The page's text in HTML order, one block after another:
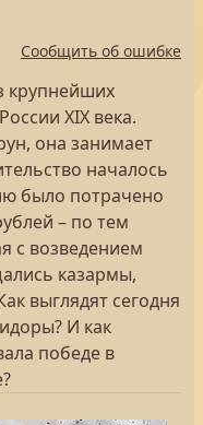
Сообщить об ошибке
крупнейших
XIX века.
она занимает
началось
было потрачено
– по тем
с возведением
казармы,
выглядят сегодня
И как
победе в